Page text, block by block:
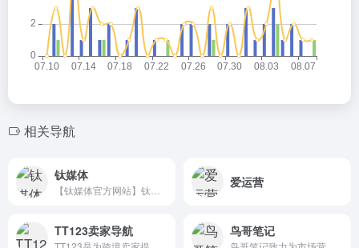
相关导航
钛媒体 爱运营
TT123卖家导航 鸟哥笔记